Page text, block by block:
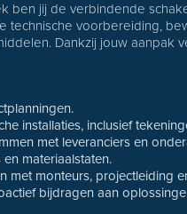
ben jij de verbindende
technische voorbereiding,
Dankzij jouw aanpak
installaties, inclusief
met leveranciers en
materiaalstaten.
met monteurs, projectleiding
bijdragen aan